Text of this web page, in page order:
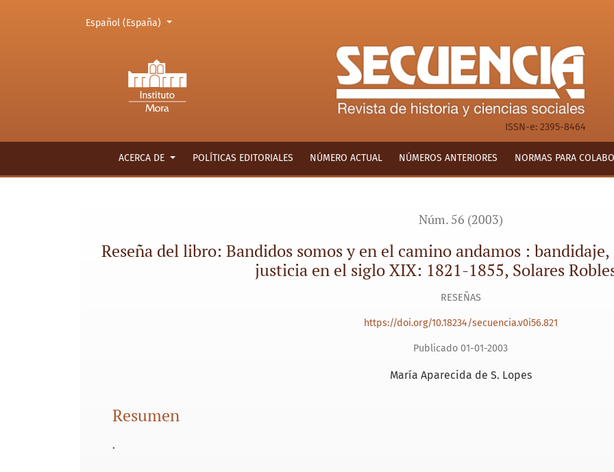
Reseña del libro: Bandidos somos y en el camino andamos : bandidaje, caminos y administración de
ISSN-e: 2395-8464
Cambiar el idioma. El actual es:
Español (España)
ACERCA DE POLÍTICAS EDITORIALES NÚMERO ACTUAL NÚMEROS ANTERIORES NORMAS PARA
Núm. 56 (2003)
Reseña del libro: Bandidos somos y en el camino andamos :
justicia en el siglo XIX: 1821-1855, Solares
RESEÑAS
https://doi.org/10.18234/secuencia.v0i56.821
Publicado 01-01-2003
María Aparecida de S. Lopes
Resumen
.